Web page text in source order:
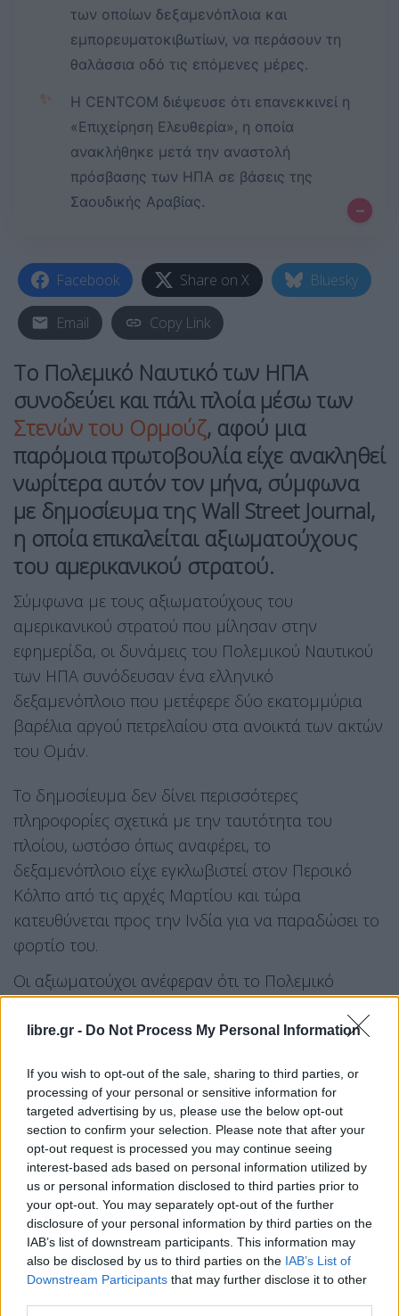
libre.gr - Do Not Process My Personal Information
If you wish to opt-out of the sale, sharing to third parties, or
processing of your personal or sensitive information for
targeted advertising by us, please use the below opt-out
section to confirm your selection. Please note that after your
opt-out request is processed you may continue seeing
interest-based ads based on personal information utilized by
us or personal information disclosed to third parties prior to
your opt-out. You may separately opt-out of the further
disclosure of your personal information by third parties on the
IAB’s list of downstream participants. This information may
also be disclosed by us to third parties on the IAB’s List of
Downstream Participants that may further disclose it to other
των οποίων δεξαμενόπλοια και
εμπορευματοκιβωτίων, να περάσουν τη
θαλάσσια οδό τις επόμενες μέρες.
✨
Η CENTCOM διέψευσε ότι επανεκκινεί η
«Επιχείρηση Ελευθερία», η οποία
ανακλήθηκε μετά την αναστολή
πρόσβασης των ΗΠΑ σε βάσεις της
Σαουδικής Αραβίας.
–
Facebook Share on X Bluesky
Email Copy Link
Το Πολεμικό Ναυτικό των ΗΠΑ
συνοδεύει και πάλι πλοία μέσω των
Στενών του Ορμούζ, αφού μια
παρόμοια πρωτοβουλία είχε ανακληθεί
νωρίτερα αυτόν τον μήνα, σύμφωνα
με δημοσίευμα της Wall Street Journal,
η οποία επικαλείται αξιωματούχους
του αμερικανικού στρατού.
Σύμφωνα με τους αξιωματούχους του
αμερικανικού στρατού που μίλησαν στην
εφημερίδα, οι δυνάμεις του Πολεμικού Ναυτικού
των ΗΠΑ συνόδευσαν ένα ελληνικό
δεξαμενόπλοιο που μετέφερε δύο εκατομμύρια
βαρέλια αργού πετρελαίου στα ανοικτά των ακτών
του Ομάν.
Το δημοσίευμα δεν δίνει περισσότερες
πληροφορίες σχετικά με την ταυτότητα του
πλοίου, ωστόσο όπως αναφέρει, το
δεξαμενόπλοιο είχε εγκλωβιστεί στον Περσικό
Κόλπο από τις αρχές Μαρτίου και τώρα
κατευθύνεται προς την Ινδία για να παραδώσει το
φορτίο του.
Οι αξιωματούχοι ανέφεραν ότι το Πολεμικό
πλοία, συμπεριλαμβανομένων δεξαμενόπλοιων
διασχίσουν τη θαλάσσια οδό τις επόμενες ημέρες.
Ωστόσο, ένας εκπρόσωπος της Κεντρικής
Διοίκησης των ΗΠΑ (CENTCOM) ξεκαθάρισε ότι οι
ΗΠΑ δεν αρχίζουν εκ νέου την «Επιχείρηση
Ελευθερία» και ότι οι πληροφορίες που αναφέρουν
ότι η επιχείρηση ξαναρχίζει είναι ανακριβείς.
Νωρίτερα τον Μάιο, ο πρόεδρος των ΗΠΑ,
Ντόναλντ Τραμπ ανακοίνωσε την «Επιχείρηση
Ελευθερία» με στόχο την αποκατάσταση της